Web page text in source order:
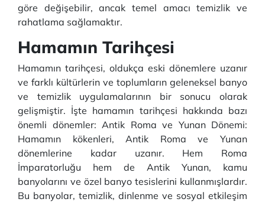
göre değişebilir, ancak temel amacı temizlik ve
rahatlama sağlamaktır.
Hamamın Tarihçesi
Hamamın tarihçesi, oldukça eski dönemlere uzanır
ve farklı kültürlerin ve toplumların geleneksel banyo
ve temizlik uygulamalarının bir sonucu olarak
gelişmiştir. İşte hamamın tarihçesi hakkında bazı
önemli dönemler: Antik Roma ve Yunan Dönemi:
Hamamın kökenleri, Antik Roma ve Yunan
dönemlerine kadar uzanır. Hem Roma
İmparatorluğu hem de Antik Yunan, kamu
banyolarını ve özel banyo tesislerini kullanmışlardır.
Bu banyolar, temizlik, dinlenme ve sosyal etkileşim